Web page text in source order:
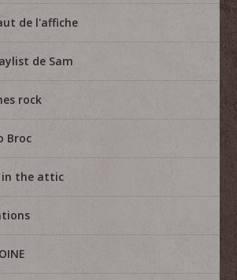
de l'affiche
de Sam
rock
Broc
in the attic